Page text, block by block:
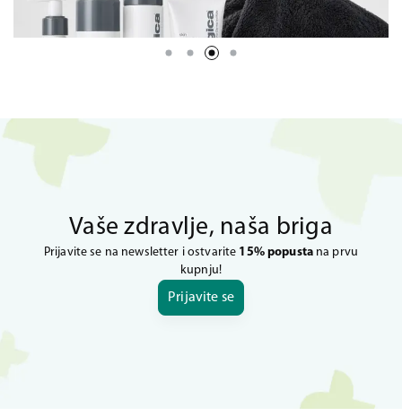
Vaše zdravlje, naša briga
Prijavite se na newsletter i ostvarite 15% popustana prvu
kupnju!
Prijavite se